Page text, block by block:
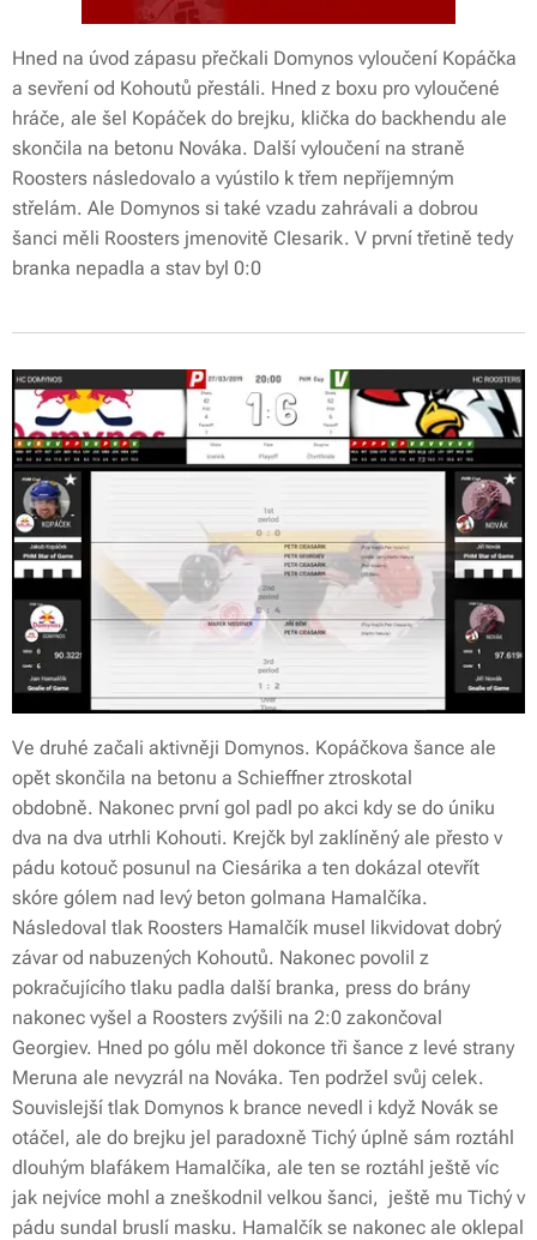
Hned na úvod zápasu přečkali Domynos vyloučení Kopáčka
a sevření od Kohoutů přestáli. Hned z boxu pro vyloučené
hráče, ale šel Kopáček do brejku, klička do backhendu ale
skončila na betonu Nováka. Další vyloučení na straně
Roosters následovalo a vyústilo k třem nepříjemným
střelám. Ale Domynos si také vzadu zahrávali a dobrou
šanci měli Roosters jmenovitě CIesarik. V první třetině tedy
branka nepadla a stav byl 0:0
Ve druhé začali aktivněji Domynos. Kopáčkova šance ale
opět skončila na betonu a Schieffner ztroskotal
obdobně. Nakonec první gol padl po akci kdy se do úniku
dva na dva utrhli Kohouti. Krejčk byl zaklíněný ale přesto v
pádu kotouč posunul na Ciesárika a ten dokázal otevřít
skóre gólem nad levý beton golmana Hamalčíka.
Následoval tlak Roosters Hamalčík musel likvidovat dobrý
závar od nabuzených Kohoutů. Nakonec povolil z
pokračujícího tlaku padla další branka, press do brány
nakonec vyšel a Roosters zvýšili na 2:0 zakončoval
Georgiev. Hned po gólu měl dokonce tři šance z levé strany
Meruna ale nevyzrál na Nováka. Ten podržel svůj celek.
Souvislejší tlak Domynos k brance nevedl i když Novák se
otáčel, ale do brejku jel paradoxně Tichý úplně sám roztáhl
dlouhým blafákem Hamalčíka, ale ten se roztáhl ještě víc
jak nejvíce mohl a zneškodnil velkou šanci, ještě mu Tichý v
pádu sundal bruslí masku. Hamalčík se nakonec ale oklepal